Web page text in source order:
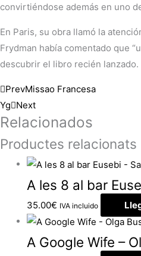
convirtiéndose además en uno
En Paris, su obra llamó la
Frydman había comentado que
descubrir el libro recién
PrevMissao Francesa
Yg Next
Relacionados
Productes relacionats
A les 8 al bar
35.00€ IVA incluido
A Google Wife –